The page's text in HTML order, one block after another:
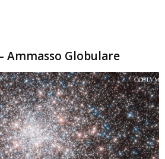
Ammasso Globulare